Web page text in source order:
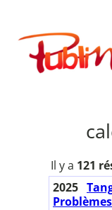
contenu
Publimath
Il y a 121
2025